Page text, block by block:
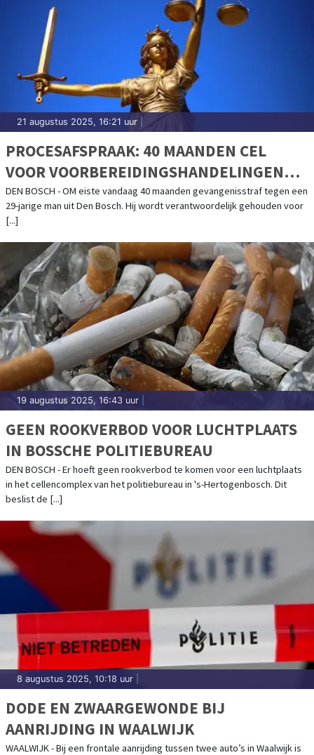
21 augustus 2025, 16:21 uur
PROCESAFSPRAAK: 40 MAANDEN CEL
VOOR VOORBEREIDINGSHANDELINGEN
HARDDRUGS EN WITWASSEN
DEN BOSCH - OM eiste vandaag 40 maanden gevangenisstraf tegen een
29-jarige man uit Den Bosch. Hij wordt verantwoordelijk gehouden voor
[...]
19 augustus 2025, 16:43 uur
GEEN ROOKVERBOD VOOR LUCHTPLAATS
IN BOSSCHE POLITIEBUREAU
DEN BOSCH - Er hoeft geen rookverbod te komen voor een luchtplaats
in het cellencomplex van het politiebureau in 's-Hertogenbosch. Dit
beslist de [...]
8 augustus 2025, 10:18 uur
DODE EN ZWAARGEWONDE BIJ
AANRIJDING IN WAALWIJK
WAALWIJK - Bij een frontale aanrijding tussen twee auto’s in Waalwijk is